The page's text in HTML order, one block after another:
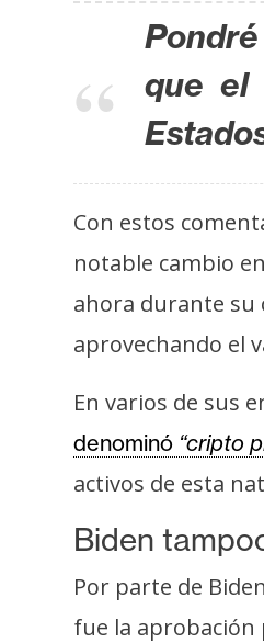
s
R
e
u
r
o
s
o
n
t
a
c
que el
Con estos
notable cambio
ahora durante su
aprovechando el
En varios de sus
denominó “cripto
activos de esta
Biden
Por parte de
fue la aprobación